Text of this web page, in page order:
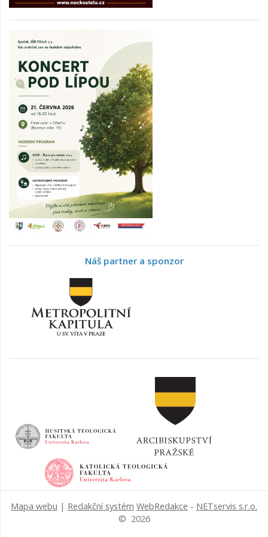
Náš partner a sponzor
Mapa webu | Redakční systém WebRedakce - NETservis s.r.o.
© 2026